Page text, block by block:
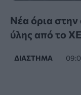
Νέα όρια στην
ύλης από το
ΔΙΆΣΤΗΜΑ